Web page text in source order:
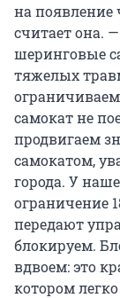
на появление
считает она.
шеринговые
тяжелых
самокат не
продвигаем
самокатом,
города. У
ограничение
передают
блокируем.
вдвоем: это
котором